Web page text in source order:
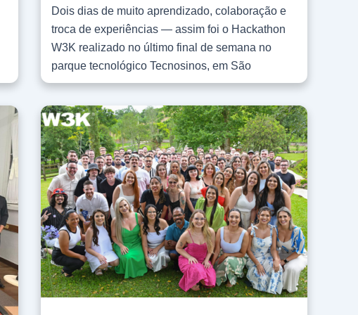
Dois dias de muito aprendizado, colaboração e
troca de experiências — assim foi o Hackathon
W3K realizado no último final de semana no
parque tecnológico Tecnosinos, em São
Leopoldo (RS). Na oportunidade, cinco equipes
desenvolveram soluções com foco em
Inovação na Gestão de Riscos, estimulando o
compartilhamento de boas práticas e novas
ideias. As atividades começaram na sexta, 22.
Nesse primeiro dia foi apresentado o propósito
do Hackathon W3K, bem como a equipe
organizadora, jurados e mentores da
competição. Na ocasião, o CEO da empresa,
Daniel Klafke, agradeceu o envolvimento de
todos e destacou a importância do evento para